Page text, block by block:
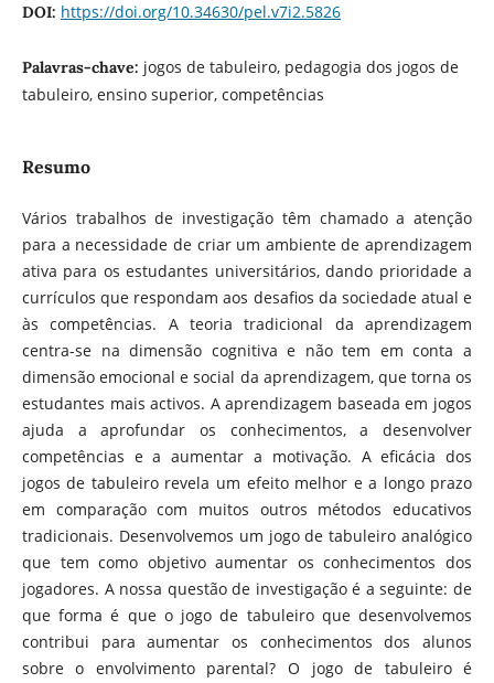
DOI: https://doi.org/10.34630/pel.v7i2.5826
Palavras-chave: jogos de tabuleiro, pedagogia dos jogos de
tabuleiro, ensino superior, competências
Resumo
Vários trabalhos de investigação têm chamado a atenção
para a necessidade de criar um ambiente de aprendizagem
ativa para os estudantes universitários, dando prioridade a
currículos que respondam aos desafios da sociedade atual e
às competências. A teoria tradicional da aprendizagem
centra-se na dimensão cognitiva e não tem em conta a
dimensão emocional e social da aprendizagem, que torna os
estudantes mais activos. A aprendizagem baseada em jogos
ajuda a aprofundar os conhecimentos, a desenvolver
competências e a aumentar a motivação. A eficácia dos
jogos de tabuleiro revela um efeito melhor e a longo prazo
em comparação com muitos outros métodos educativos
tradicionais. Desenvolvemos um jogo de tabuleiro analógico
que tem como objetivo aumentar os conhecimentos dos
jogadores. A nossa questão de investigação é a seguinte: de
que forma é que o jogo de tabuleiro que desenvolvemos
contribui para aumentar os conhecimentos dos alunos
sobre o envolvimento parental? O jogo de tabuleiro é